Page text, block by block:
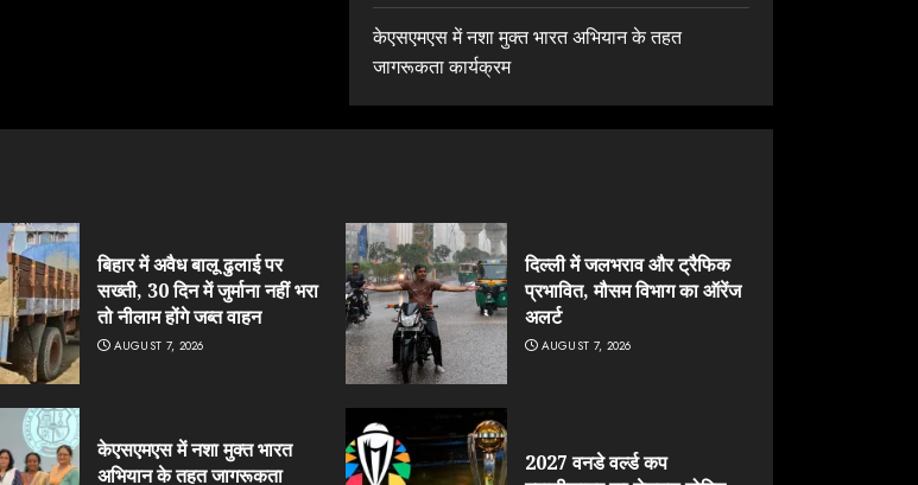
केएसएमएस में नशा मुक्त भारत अभियान के तहत
जागरूकता कार्यक्रम
बिहार में अवैध बालू ढुलाई पर
सख्ती, 30 दिन में जुर्माना नहीं भरा
तो नीलाम होंगे जब्त वाहन
AUGUST 7, 2026
दिल्ली में जलभराव और ट्रैफिक
प्रभावित, मौसम विभाग का ऑरेंज
अलर्ट
AUGUST 7, 2026
केएसएमएस में नशा मुक्त भारत
अभियान के तहत जागरूकता
2027 वनडे वर्ल्ड कप